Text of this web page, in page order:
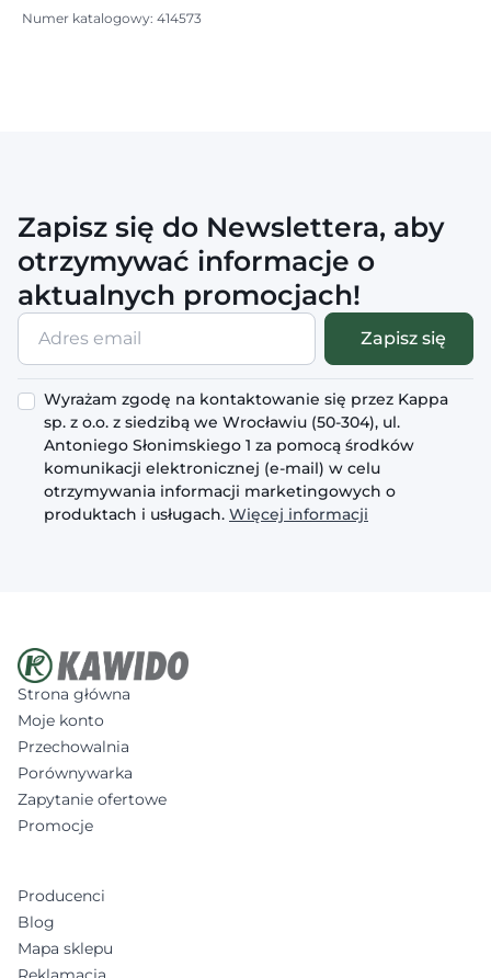
Numer katalogowy: 414573
Zapisz się do Newslettera, aby
otrzymywać informacje o
aktualnych promocjach!
Adres
email
Zapisz się
Wyrażam zgodę na kontaktowanie się przez Kappa
sp. z o.o. z siedzibą we Wrocławiu (50-304), ul.
Antoniego Słonimskiego 1 za pomocą środków
komunikacji elektronicznej (e-mail) w celu
otrzymywania informacji marketingowych o
produktach i usługach. Więcej informacji
Strona główna
Moje konto
Przechowalnia
Porównywarka
Zapytanie ofertowe
Promocje
Producenci
Blog
Mapa sklepu